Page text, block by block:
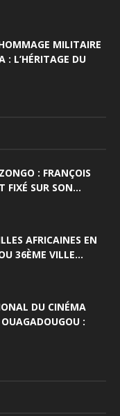
MILITAIRE
: L’HÉRITAGE DU
: FRANÇOIS
FIXÉ SUR SON...
AFRICAINES EN
36ÈME VILLE...
DU CINÉMA
: